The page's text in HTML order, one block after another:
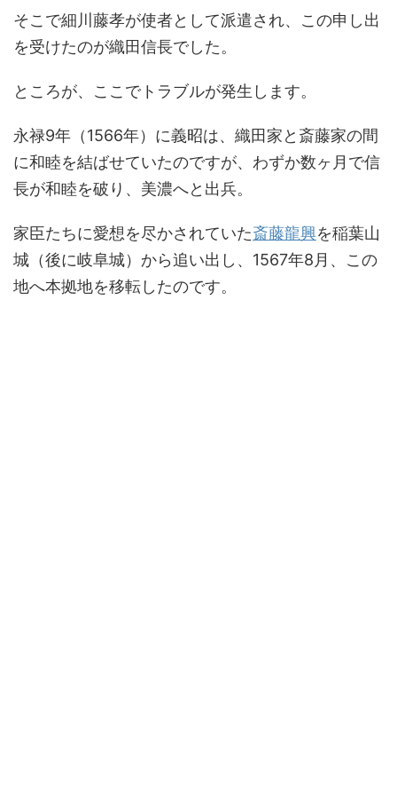
そこで細川藤孝が使者として派遣され、この申し出
を受けたのが織田信長でした。
ところが、ここでトラブルが発生します。
永禄9年（1566年）に義昭は、織田家と斎藤家の間
に和睦を結ばせていたのですが、わずか数ヶ月で信
長が和睦を破り、美濃へと出兵。
家臣たちに愛想を尽かされていた斎藤龍興を稲葉山
城（後に岐阜城）から追い出し、1567年8月、この
地へ本拠地を移転したのです。